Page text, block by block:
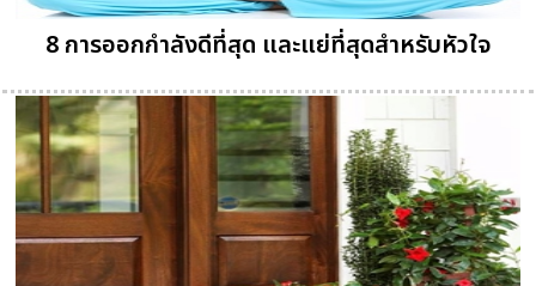
8 การออกกำลังดีที่สุด และแย่ที่สุดสำหรับหัวใจ